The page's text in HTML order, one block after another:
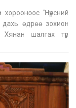
“Нүүрсний
дахь өдрөө зохион
Хянан шалгах түр